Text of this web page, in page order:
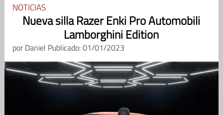
NOTICIAS
Nueva silla Razer Enki Pro Automobili
Lamborghini Edition
porDaniel Publicado: 01/01/2023